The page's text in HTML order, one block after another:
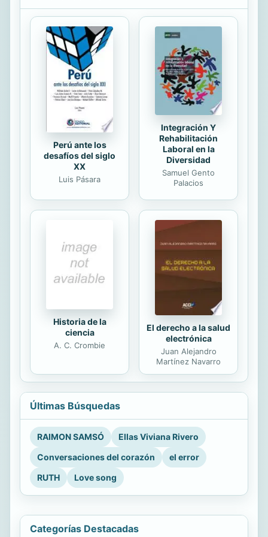
malogrado, tendrá la oportunidad de
iniciarse en los dolorosos rudimentos
del juicio o, por el contrario, de
ejercer para siempre la violencia que
ha sufrido. Javi Rey adapta al cómic
la exitosa novela homónima de Jesús
Carrasco (Seix Barral)...
Perú ante los
desafíos del siglo
XX
Luis Pásara
Integración Y
Rehabilitación
Laboral en la
Diversidad
Samuel Gento
Palacios
Historia de la
ciencia
A. C. Crombie
El derecho a la salud
electrónica
Juan Alejandro
Martínez Navarro
Últimas Búsquedas
RAIMON SAMSÓ
Ellas Viviana Rivero
Conversaciones del corazón
el error
RUTH
Love song
Categorías Destacadas